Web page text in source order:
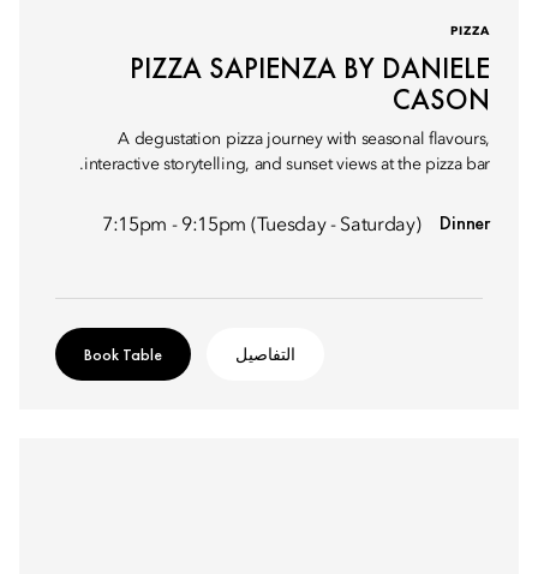
PIZZA
PIZZA SAPIENZA BY DANIELE
CASON
A degustation pizza journey with seasonal flavours,
interactive storytelling, and sunset views at the pizza bar.
Dinner
7:15pm - 9:15pm (Tuesday - Saturday)
التفاصيل Book Table